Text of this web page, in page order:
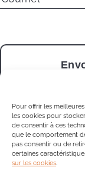
Pour offrir les
les cookies pour
de consentir à ces
que le comportement
pas consentir ou de
certaines
sur les cookies.